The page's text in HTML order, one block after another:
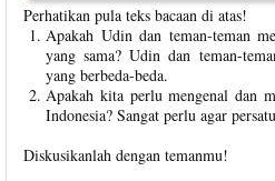
Perhatikan pula teks bacaan di atas!
Apakah Udin dan teman-teman
yang sama? Udin dan teman-
yang berbeda-beda.
Apakah kita perlu mengenal dan
Indonesia? Sangat perlu agar
Diskusikanlah dengan temanmu!